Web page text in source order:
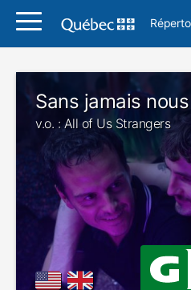
Sans jamais
v.o. : All of Us Strangers